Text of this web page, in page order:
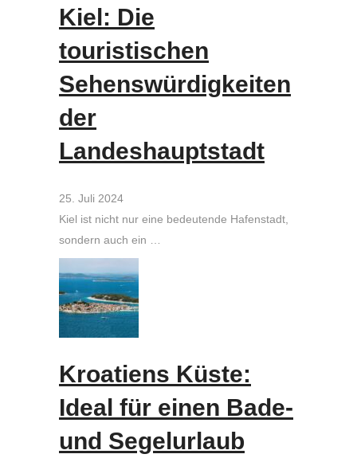
Kiel: Die
touristischen
Sehenswürdigkeiten
der
Landeshauptstadt
25. Juli 2024
Kiel ist nicht nur eine bedeutende Hafenstadt,
sondern auch ein …
Kroatiens Küste:
Ideal für einen Bade-
und Segelurlaub